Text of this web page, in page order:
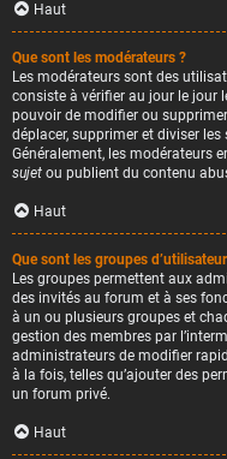
Haut
Que sont les modérateurs ?
Les modérateurs sont des
consiste à vérifier au jour le jour
pouvoir de modifier ou
déplacer, supprimer et diviser
Généralement, les modérateurs
sujet ou publient du contenu
Haut
Que sont les groupes
Les groupes permettent aux
des invités au forum et à ses
à un ou plusieurs groupes et
gestion des membres par
administrateurs de modifier
à la fois, telles qu’ajouter des
un forum privé.
Haut